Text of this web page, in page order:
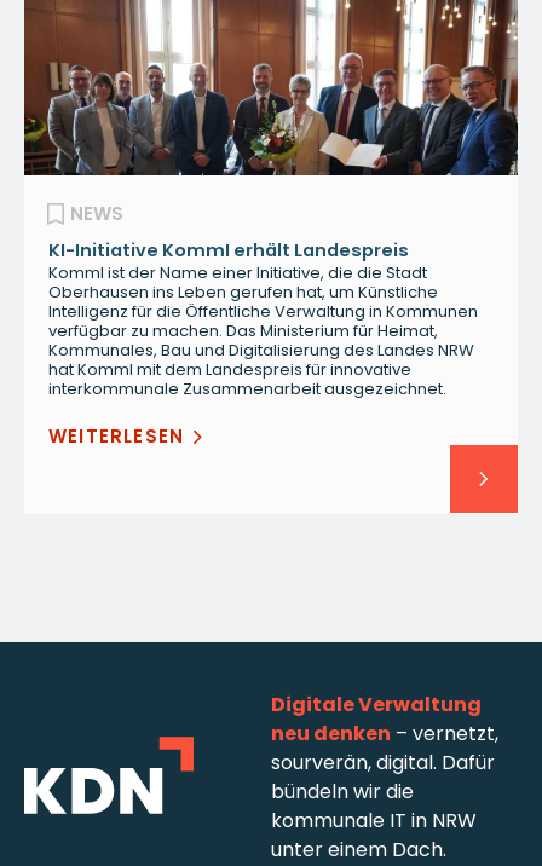
NEWS
KI-Initiative KommI erhält Landespreis
KommI ist der Name einer Initiative, die die Stadt
Oberhausen ins Leben gerufen hat, um Künstliche
Intelligenz für die Öffentliche Verwaltung in Kommunen
verfügbar zu machen. Das Ministerium für Heimat,
Kommunales, Bau und Digitalisierung des Landes NRW
hat KommI mit dem Landespreis für innovative
interkommunale Zusammenarbeit ausgezeichnet.
WEITERLESEN
Digitale Verwaltung
neu denken – vernetzt,
sourverän, digital. Dafür
bündeln wir die
kommunale IT in NRW
unter einem Dach.